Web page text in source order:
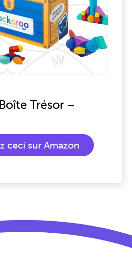
Trésor –
ceci sur Amazon